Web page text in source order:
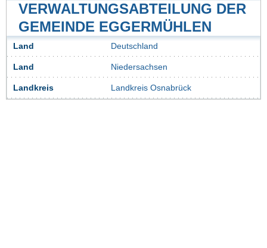
VERWALTUNGSABTEILUNG DER
GEMEINDE EGGERMÜHLEN
Land Deutschland
Land Niedersachsen
Landkreis Landkreis Osnabrück